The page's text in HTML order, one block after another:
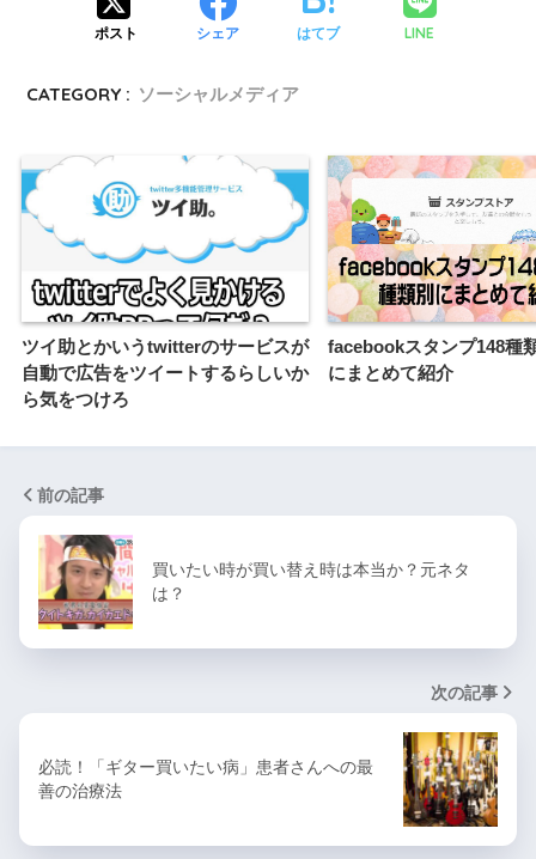
ポスト シェア はてブ LINE
CATEGORY : ソーシャルメディア
ツイ助とかいうtwitterのサービスが
自動で広告をツイートするらしいか
ら気をつけろ
facebookスタンプ148種
にまとめて紹介
前の記事
買いたい時が買い替え時は本当か？元ネタ
は？
次の記事
必読！「ギター買いたい病」患者さんへの最
善の治療法